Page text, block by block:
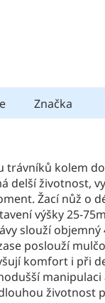
Značka
kolem
delší životnost,
Žací nůž o
výšky 25-
slouží
poslouží
komfort i při
životnost